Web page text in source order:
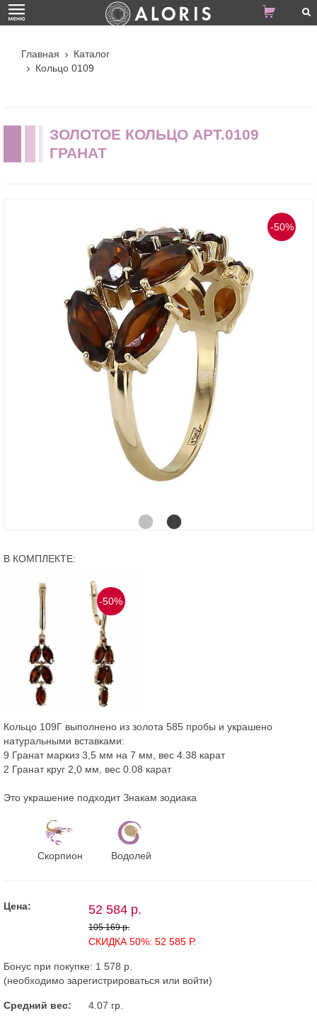
Главная
Каталог
Кольцо 0109
ЗОЛОТОЕ КОЛЬЦО АРТ.0109
ГРАНАТ
-50%
В КОМПЛЕКТЕ:
-50%
Кольцо 109Г выполнено из золота 585 пробы и украшено
натуральными вставками:
9 Гранат маркиз 3,5 мм на 7 мм, вес 4.38 карат
2 Гранат круг 2,0 мм, вес 0.08 карат
Это украшение подходит Знакам зодиака
Скорпион Водолей
Цена: 52 584 р.
105 169 р.
СКИДКА 50%: 52 585 Р.
Бонус при покупке: 1 578 р.
(необходимо зарегистрироваться или войти)
Средний вес: 4.07 гр.